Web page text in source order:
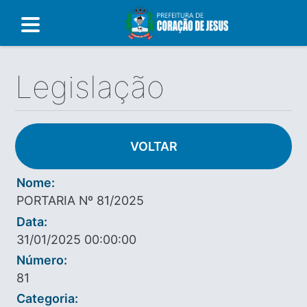
Legislação
VOLTAR
Nome:
PORTARIA Nº 81/2025
Data:
31/01/2025 00:00:00
Número:
81
Categoria: